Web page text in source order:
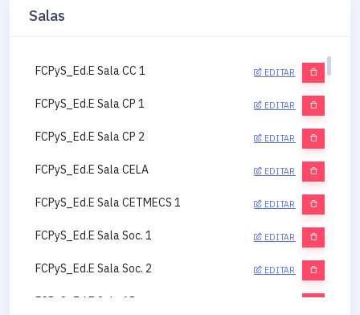
Salas
FCPyS_Ed.E Sala CC 1 EDITAR
FCPyS_Ed.E Sala CP 1 EDITAR
FCPyS_Ed.E Sala CP 2 EDITAR
FCPyS_Ed.E Sala CELA EDITAR
FCPyS_Ed.E Sala CETMECS 1 EDITAR
FCPyS_Ed.E Sala Soc. 1 EDITAR
FCPyS_Ed.E Sala Soc. 2 EDITAR
FCPyS_Ed.E Sala AP